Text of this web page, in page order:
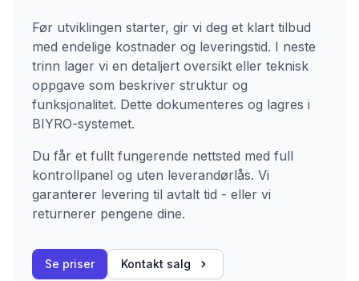
Før utviklingen starter, gir vi deg et klart tilbud
med endelige kostnader og leveringstid. I neste
trinn lager vi en detaljert oversikt eller teknisk
oppgave som beskriver struktur og
funksjonalitet. Dette dokumenteres og lagres i
BIYRO-systemet.
Du får et fullt fungerende nettsted med full
kontrollpanel og uten leverandørlås. Vi
garanterer levering til avtalt tid - eller vi
returnerer pengene dine.
Se priser Kontakt salg